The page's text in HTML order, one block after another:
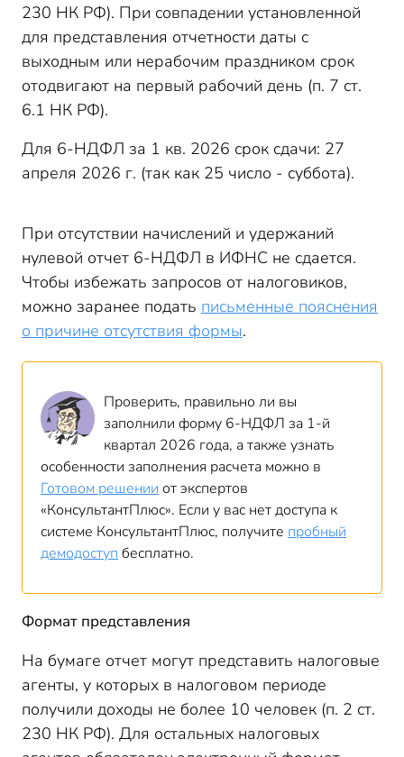
230 НК РФ). При совпадении установленной
для представления отчетности даты с
выходным или нерабочим праздником срок
отодвигают на первый рабочий день (п. 7 ст.
6.1 НК РФ).
Для 6-НДФЛ за 1 кв. 2026 срок сдачи: 27
апреля 2026 г. (так как 25 число - суббота).
При отсутствии начислений и удержаний
нулевой отчет 6-НДФЛ в ИФНС не сдается.
Чтобы избежать запросов от налоговиков,
можно заранее подать письменные пояснения
о причине отсутствия формы.
Проверить, правильно ли вы
заполнили форму 6-НДФЛ за 1-й
квартал 2026 года, а также узнать
особенности заполнения расчета можно в
Готовом решении от экспертов
«КонсультантПлюс». Если у вас нет доступа к
системе КонсультантПлюс, получите пробный
демодоступ бесплатно.
Формат представления
На бумаге отчет могут представить налоговые
агенты, у которых в налоговом периоде
получили доходы не более 10 человек (п. 2 ст.
230 НК РФ). Для остальных налоговых